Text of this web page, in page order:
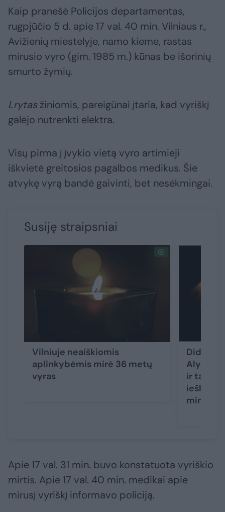
Kaip pranešė Policijos departamentas,
rugpjūčio 5 d. apie 17 val. 40 min. Vilniaus r.,
Avižienių miestelyje, namo kieme, rastas
mirusio vyro (gim. 1985 m.) kūnas be išorinių
smurto žymių.
Lrytasžiniomis, pareigūnai įtaria, kad vyriškį
galėjo nutrenkti elektra.
Visų pirma į įvykio vietą vyro artimieji
iškvietė greitosios pagalbos medikus. Šie
atvykę vyrą bandė gaivinti, bet nesėkmingai.
Susiję straipsniai
Vilniuje neaiškiomis
aplinkybėmis mirė 36 metų
vyras
Didžiulė
Alytaus
ir
ieškotas
miręs
Apie 17 val. 31 min. buvo konstatuota vyriškio
mirtis. Apie 17 val. 40 min. medikai apie
mirusį vyriškį informavo policiją.